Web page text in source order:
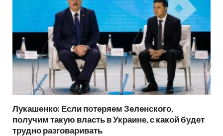
Лукашенко: Если потеряем Зеленского,
получим такую власть в Украине, с какой будет
трудно разговаривать